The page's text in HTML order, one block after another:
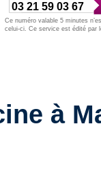
03 21 59 03 67
Ce numéro valable 5 minutes
celui-ci. Ce service est édité par
à